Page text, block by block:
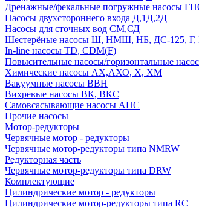
Дренажные/фекальные погружные
Насосы двухстороннего входа Д,1Д,2Д
Насосы для сточных вод СМ,СД
Шестерёные насосы Ш, НМШ, НБ, ДС-125, Г,
In-line насосы TD, CDM(F)
Повысительные насосы/горизонтальные
Химические насосы АХ,АХО, Х, ХМ
Вакуумные насосы ВВН
Вихревые насосы ВК, ВКС
Самовсасывающие насосы АНС
Прочие насосы
Мотор-редукторы
Червячные мотор - редукторы
Червячные мотор-редукторы типа NMRW
Редукторная часть
Червячные мотор-редукторы типа DRW
Комплектующие
Цилиндрические мотор - редукторы
Цилиндрические мотор-редукторы типа RC